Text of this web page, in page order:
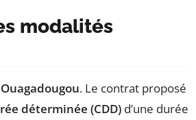
modalités
Ouagadougou. Le contrat proposé
déterminée (CDD) d’une durée